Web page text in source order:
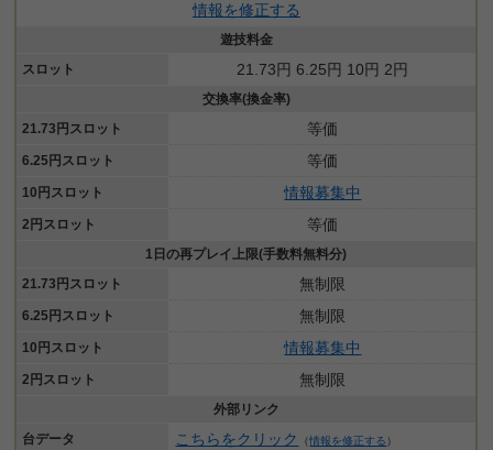
情報を修正する
遊技料金
スロット
21.73円 6.25円 10円 2円
交換率(換金率)
21.73円スロット
等価
6.25円スロット 等価
10円スロット 情報募集中
2円スロット 等価
1日の再プレイ上限(手数料無料分)
21.73円スロット
無制限
6.25円スロット 無制限
10円スロット 情報募集中
2円スロット 無制限
外部リンク
台データ
こちらをクリック （情報を修正する ）